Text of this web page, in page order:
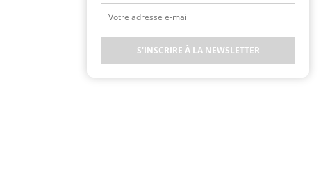
S'INSCRIRE À LA NEWSLETTER